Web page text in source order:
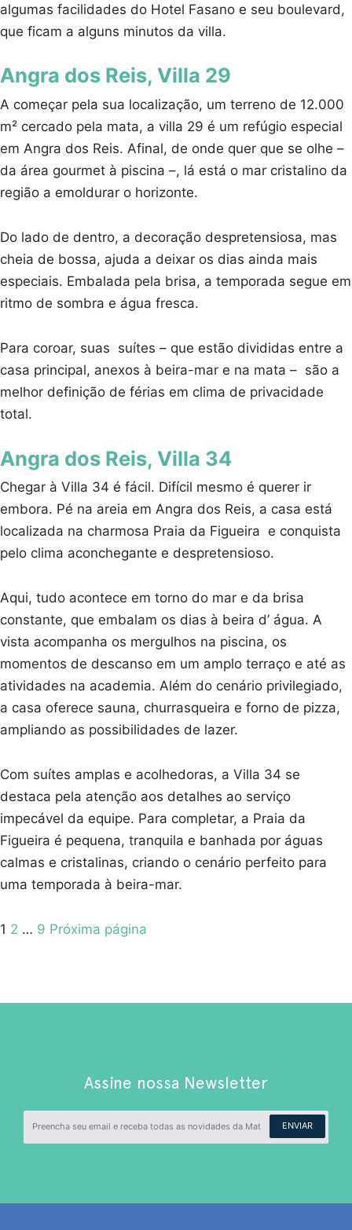
algumas facilidades do Hotel Fasano e seu boulevard,
que ficam a alguns minutos da villa.
Angra dos Reis, Villa 29
A começar pela sua localização, um terreno de 12.000
m² cercado pela mata, a villa 29 é um refúgio especial
em Angra dos Reis. Afinal, de onde quer que se olhe –
da área gourmet à piscina –, lá está o mar cristalino da
região a emoldurar o horizonte.
Do lado de dentro, a decoração despretensiosa, mas
cheia de bossa, ajuda a deixar os dias ainda mais
especiais. Embalada pela brisa, a temporada segue em
ritmo de sombra e água fresca.
Para coroar, suas suítes – que estão divididas entre a
casa principal, anexos à beira-mar e na mata – são a
melhor definição de férias em clima de privacidade
total.
Angra dos Reis, Villa 34
Chegar à Villa 34 é fácil. Difícil mesmo é querer ir
embora. Pé na areia em Angra dos Reis, a casa está
localizada na charmosa Praia da Figueira e conquista
pelo clima aconchegante e despretensioso.
Aqui, tudo acontece em torno do mar e da brisa
constante, que embalam os dias à beira d’ água. A
vista acompanha os mergulhos na piscina, os
momentos de descanso em um amplo terraço e até as
atividades na academia. Além do cenário privilegiado,
a casa oferece sauna, churrasqueira e forno de pizza,
ampliando as possibilidades de lazer.
Com suítes amplas e acolhedoras, a Villa 34 se
destaca pela atenção aos detalhes ao serviço
impecável da equipe. Para completar, a Praia da
Figueira é pequena, tranquila e banhada por águas
calmas e cristalinas, criando o cenário perfeito para
uma temporada à beira-mar.
Paginação
Pagina
1 Pagina
2 … Pagina
9 Próxima página
Assine nossa Newsletter
ENVIAR